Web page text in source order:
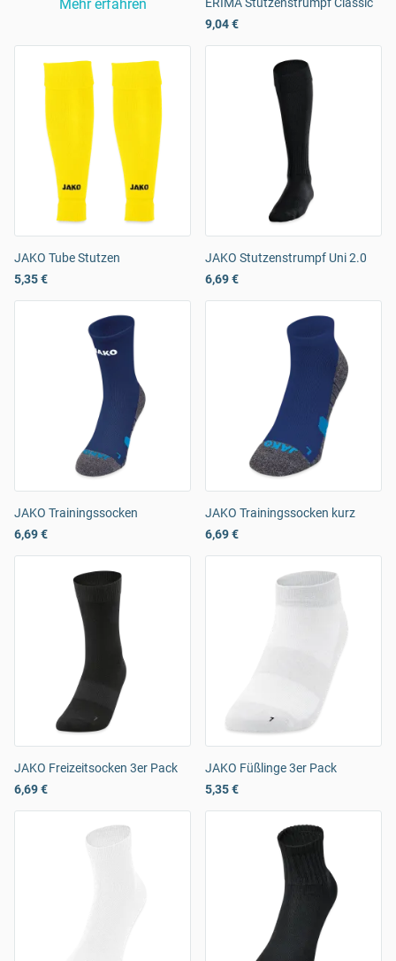
Mehr erfahren
ERIMA Stutzenstrumpf Classic
9,04 €
JAKO Tube Stutzen
5,35 €
JAKO Stutzenstrumpf Uni 2.0
6,69 €
JAKO Trainingssocken
6,69 €
JAKO Trainingssocken kurz
6,69 €
JAKO Freizeitsocken 3er Pack
6,69 €
JAKO Füßlinge 3er Pack
5,35 €